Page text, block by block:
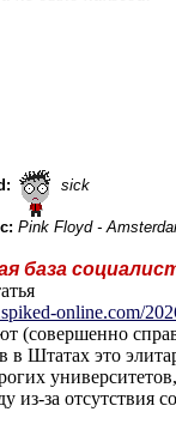
sick
Pink Floyd -
база
online.com/
(совершенно
в Штатах это
из-за отсутствия